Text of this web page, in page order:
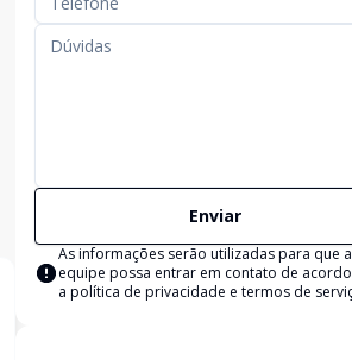
Enviar
As informações serão utilizadas para que
equipe possa entrar em contato de
a política de privacidade e termos de